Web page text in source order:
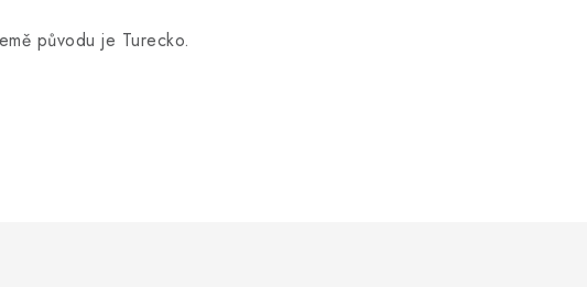
původu je Turecko.